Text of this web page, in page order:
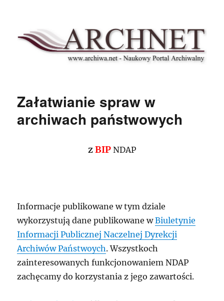
Archnet
Załatwianie spraw w
archiwach państwowych
zBIP NDAP
Informacje publikowane w tym dziale
wykorzystują dane publikowane wBiuletynie
Informacji Publicznej Naczelnej Dyrekcji
Archiwów Państwoych. Wszystkoch
zainteresowanych funkcjonowaniem NDAP
zachęcamy do korzystania z jego zawartości.